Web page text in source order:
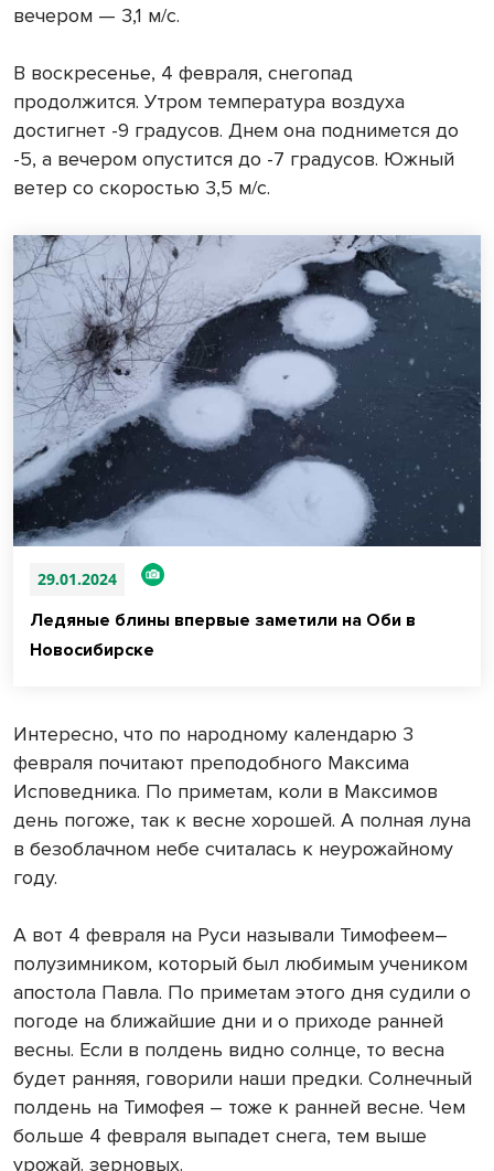
вечером — 3,1 м/с.
В воскресенье, 4 февраля, снегопад
продолжится. Утром температура воздуха
достигнет -9 градусов. Днем она поднимется до
-5, а вечером опустится до -7 градусов. Южный
ветер со скоростью 3,5 м/с.
29.01.2024
Лeдяныe блины впервые заметили на Оби в
Новосибирске
Интересно, что по народному календарю 3
февраля почитают преподобного Максима
Исповедника. По приметам, коли в Максимов
день погоже, так к весне хорошей. А полная луна
в безоблачном небе считалась к неурожайному
году.
А вот 4 февраля на Руси называли Тимофеем–
полузимником, который был любимым учеником
апостола Павла. По приметам этого дня судили о
погоде на ближайшие дни и о приходе ранней
весны. Если в полдень видно солнце, то весна
будет ранняя, говорили наши предки. Солнечный
полдень на Тимофея – тоже к ранней весне. Чем
больше 4 февраля выпадет снега, тем выше
урожай. зерновых.